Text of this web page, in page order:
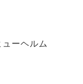
ーヘルム